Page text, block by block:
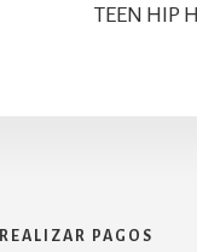
TEEN HIP
REALIZAR PAGOS